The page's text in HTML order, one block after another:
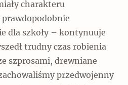
charakteru
prawdopodobnie
dla szkoły – kontynuuje
trudny czas robienia
szprosami, drewniane
przedwojenny